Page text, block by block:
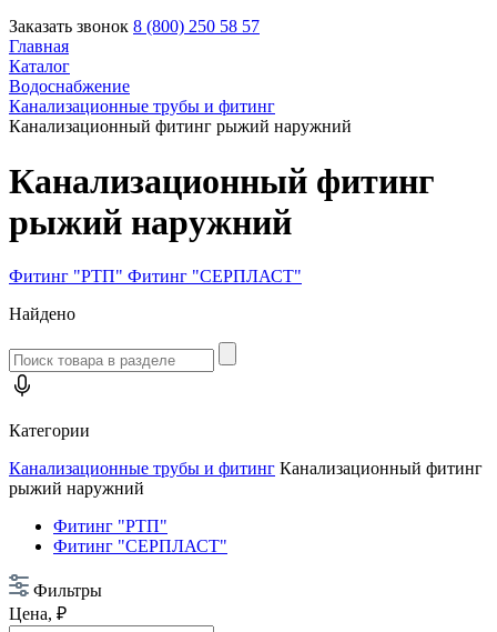
Заказать звонок 8 (800) 250 58 57
Главная
Каталог
Водоснабжение
Канализационные трубы и фитинг
Канализационный фитинг рыжий наружний
Канализационный фитинг
рыжий наружний
Фитинг "РТП" Фитинг "СЕРПЛАСТ"
Найдено
Категории
Канализационные трубы и фитинг Канализационный фитинг
рыжий наружний
Фитинг "РТП"
Фитинг "СЕРПЛАСТ"
Фильтры
Цена, ₽